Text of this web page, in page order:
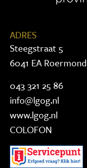
ADRES
Steegstraat 5
6041 EA Roermond
043 321 25 86
info@lgog.nl
www.lgog.nl
COLOFON